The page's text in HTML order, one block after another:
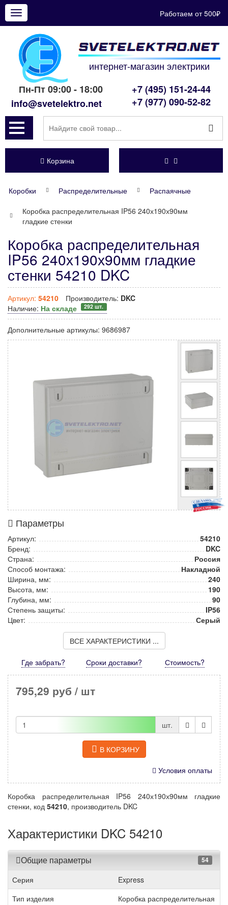
Показать
меню
Работаем от 500₽
интернет-магазин электрики
Пн-Пт 09:00 - 18:00
info@svetelektro.net
+7 (495) 151-24-44
+7 (977) 090-52-82
Корзина
Коробки Распределительные
Распаячные
Коробка распределительная IP56 240х190х90мм
гладкие стенки
Коробка распределительная
IP56 240х190х90мм гладкие
стенки 54210 DKC
Артикул: 54210 Производитель: DKC
Наличие: На складе 292 шт.
Дополнительные артикулы: 9686987
Параметры
Артикул:
54210
Бренд:
DKC
Страна:
Россия
Способ монтажа:
Накладной
Ширина, мм:
240
Высота, мм:
190
Глубина, мм:
90
Степень защиты:
IP56
Цвет:
Серый
ВСЕ ХАРАКТЕРИСТИКИ ...
Где забрать? Сроки доставки? Стоимость?
795,29 руб / шт
шт.
В КОРЗИНУ
Условия оплаты
Коробка распределительная IP56 240х190х90мм гладкие
стенки, код 54210, производитель DKC
Характеристики DKC 54210
Общие параметры 54
Серия
Express
Тип изделия
Коробка распределительная